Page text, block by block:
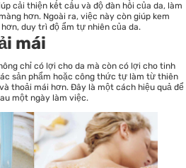
cải thiện kết cấu và độ đàn hồi của da, làm
hơn. Ngoài ra, việc này còn giúp kem
duy trì độ ẩm tự nhiên của da.
mái
chỉ có lợi cho da mà còn có lợi cho tinh
sản phẩm hoặc công thức tự làm từ thiên
thoải mái hơn. Đây là một cách hiệu quả để
một ngày làm việc.